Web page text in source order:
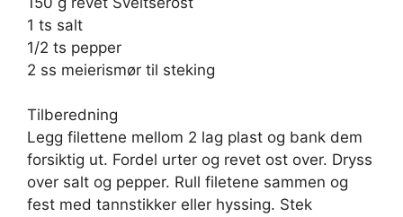
1 ts salt
1/2 ts pepper
2 ss meierismør til steking
Tilberedning
Legg filettene mellom 2 lag plast og bank dem
forsiktig ut. Fordel urter og revet ost over. Dryss
over salt og pepper. Rull filetene sammen og
fest med tannstikker eller hyssing. Stek